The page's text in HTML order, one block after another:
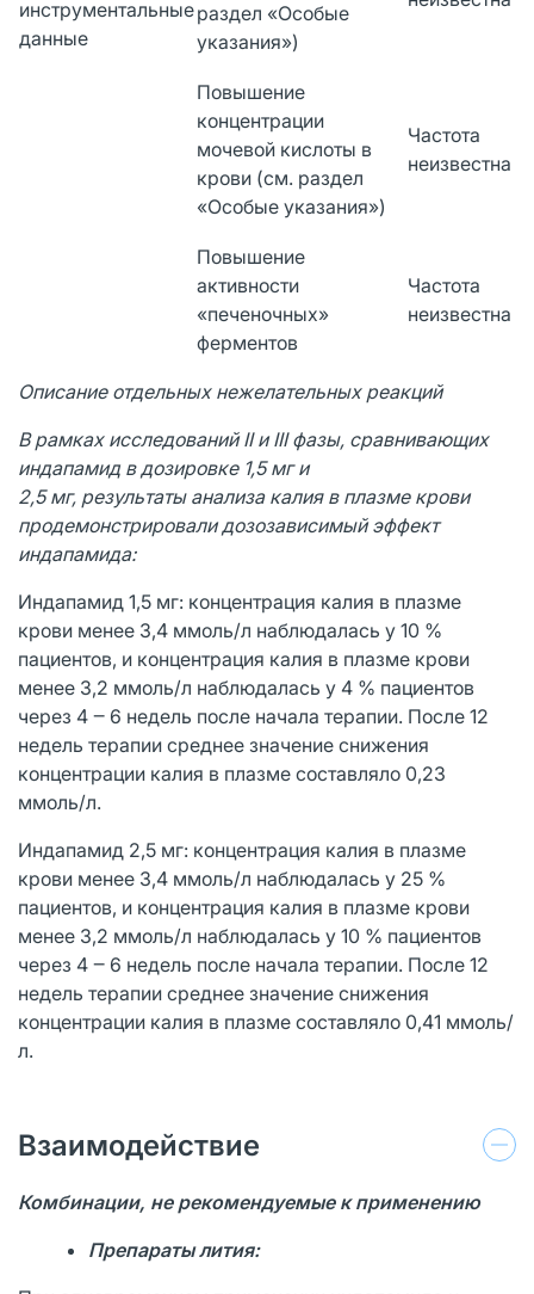
инструментальные
данные
раздел «Особые
указания»)
Повышение
концентрации
мочевой кислоты в
крови (см. раздел
«Особые указания»)
Частота
неизвестна
Повышение
активности
«печеночных»
ферментов
Частота
неизвестна
Описание отдельных нежелательных реакций
В рамках исследованийII иIII фазы, сравнивающих
индапамид в дозировке 1,5 мг и
2,5 мг, результаты анализа калия в плазме крови
продемонстрировали дозозависимый эффект
индапамида:
Индапамид 1,5 мг: концентрация калия в плазме
крови менее 3,4 ммоль/л наблюдалась у 10 %
пациентов, и концентрация калия в плазме крови
менее 3,2 ммоль/л наблюдалась у 4 % пациентов
через 4 ‒ 6 недель после начала терапии. После 12
недель терапии среднее значение снижения
концентрации калия в плазме составляло 0,23
ммоль/л.
Индапамид 2,5 мг: концентрация калия в плазме
крови менее 3,4 ммоль/л наблюдалась у 25 %
пациентов, и концентрация калия в плазме крови
менее 3,2 ммоль/л наблюдалась у 10 % пациентов
через 4 ‒ 6 недель после начала терапии. После 12
недель терапии среднее значение снижения
концентрации калия в плазме составляло 0,41 ммоль/
л.
Взаимодействие
Комбинации, не рекомендуемые к применению
Препараты лития: